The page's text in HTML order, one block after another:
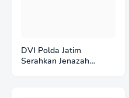
DVI Polda Jatim
Serahkan Jenazah